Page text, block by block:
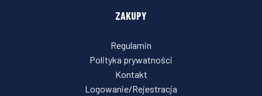
ZAKUPY
Regulamin
Polityka prywatności
Kontakt
Logowanie/Rejestracja